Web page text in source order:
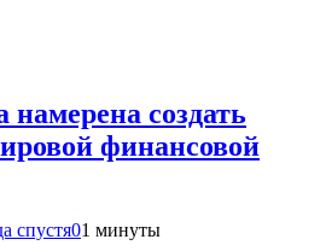
создать
финансовой
спустя01 минуты